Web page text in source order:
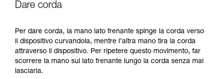
Dare corda
Per dare corda, la mano lato frenante spinge la corda verso
il dispositivo curvandola, mentre l’altra mano tira la corda
attraverso il dispositivo. Per ripetere questo movimento, far
scorrere la mano sul lato frenante lungo la corda senza mai
lasciarla.